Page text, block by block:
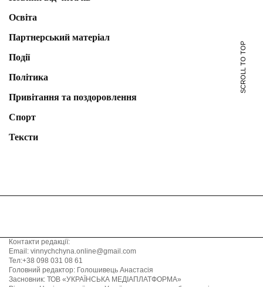
Освіта
Партнерський матеріал
Події
Політика
Привітання та поздоровлення
Спорт
Тексти
SCROLL TO TOP
Контакти редакції:
Email: vinnychchyna.online@gmail.com
Тел:+38 098 031 08 61
Головний редактор: Голошивець Анастасія
Засновник: ТОВ «УКРАЇНСЬКА МЕДІАПЛАТФОРМА»